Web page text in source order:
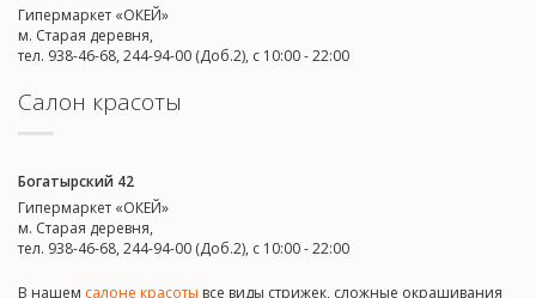
Гипермаркет «ОКЕЙ»
м. Старая деревня,
тел. 938-46-68, 244-94-00 (Доб.2), c 10:00 - 22:00
Салон красоты
Богатырский 42
Гипермаркет «ОКЕЙ»
м. Старая деревня,
тел. 938-46-68, 244-94-00 (Доб.2), c 10:00 - 22:00
В нашем салоне красоты все виды стрижек, сложные окрашивания